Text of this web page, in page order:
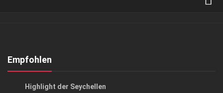
Kontakt, Impressum
Empfohlen
Highlight der Seychellen